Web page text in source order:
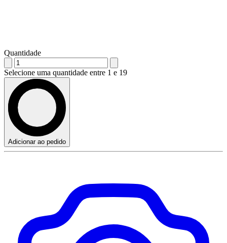
Quantidade
Selecione uma quantidade entre 1 e 19
Adicionar ao pedido